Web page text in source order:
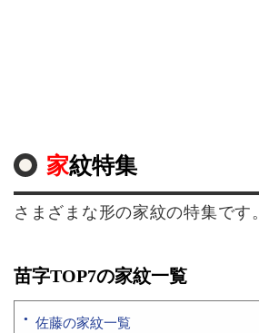
家紋特集
さまざまな形の家紋の特集です。
苗字TOP7の家紋一覧
佐藤の家紋一覧